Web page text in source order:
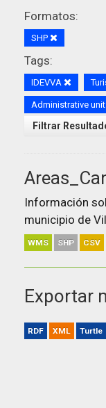
Formatos:
SHP
Tags:
IDEVVA
Administrative
Filtrar
Información
municipio de
WMS SHP CSV
Exportar
RDF XML Turtle